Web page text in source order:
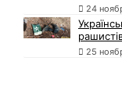
24
25